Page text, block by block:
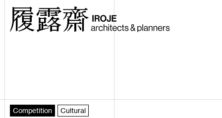
Competition Cultural